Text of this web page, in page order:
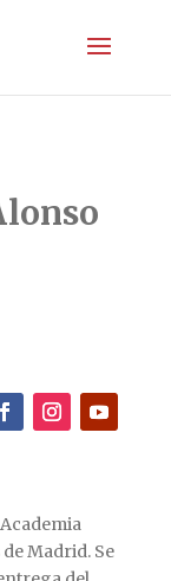
Madrid. Se